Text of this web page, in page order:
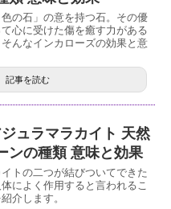
の石」の意を持つ石。その優
心に受けた傷を癒す力がある
んなインカローズの効果と意
記事を読む
ュラマラカイト 天然
ンの種類 意味と効果
トの二つが結びついてできた
によく作用すると言われるこ
介します。